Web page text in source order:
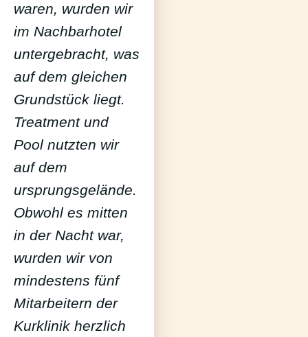
waren, wurden wir
im Nachbarhotel
untergebracht, was
auf dem gleichen
Grundstück liegt.
Treatment und
Pool nutzten wir
auf dem
ursprungsgelände.
Obwohl es mitten
in der Nacht war,
wurden wir von
mindestens fünf
Mitarbeitern der
Kurklinik herzlich